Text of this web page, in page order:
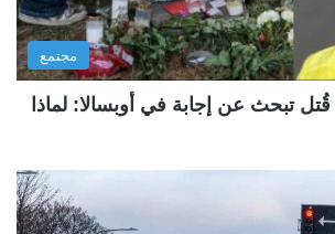
مجتمع
تبحث عن إجابة في أوبسالا: لماذا